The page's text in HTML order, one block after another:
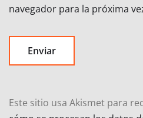
navegador para la próxima
Este sitio usa Akismet para